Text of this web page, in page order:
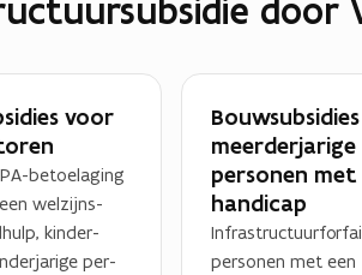
door
voor
betoelaging
welzijns-
kinder-
per-
meerderjarige
personen met
handicap​
personen met een